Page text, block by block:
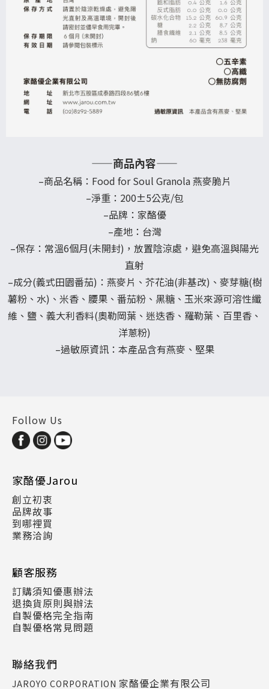
——商品內容——
–商品名稱：Food for Soul Granola 燕麥脆片
–淨重：200±5公克/包
–品牌：家酪優
–產地：台灣
–保存：常溫6個月(未開封)，放置陰涼處，避免高溫與陽光
直射
–成分(義式田園番茄) ：燕麥片、芥花油(非基改)、麥芽糖(樹
薯粉、水)、米香、腰果、番茄粉、黑糖、玉米來源可溶性纖
維、鹽、義大利香料(奧勒岡葉、迷迭香、羅勒葉、百里香、
洋蔥粉)
–過敏原資訊：本產品含有燕麥、堅果
Follow Us
家酪優Jarou
創立初衷
品牌故事
到哪裡買
業務洽詢
顧客服務
訂購須知優惠辦法
退換貨原則與辦法
自製優格完全指南
自製優格常見問題
聯絡我們
JAROYO CORPORATION 家酪優企業有限公司